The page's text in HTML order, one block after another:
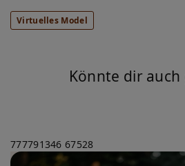
Virtuelles Model
Könnte dir auch
777791346 67528